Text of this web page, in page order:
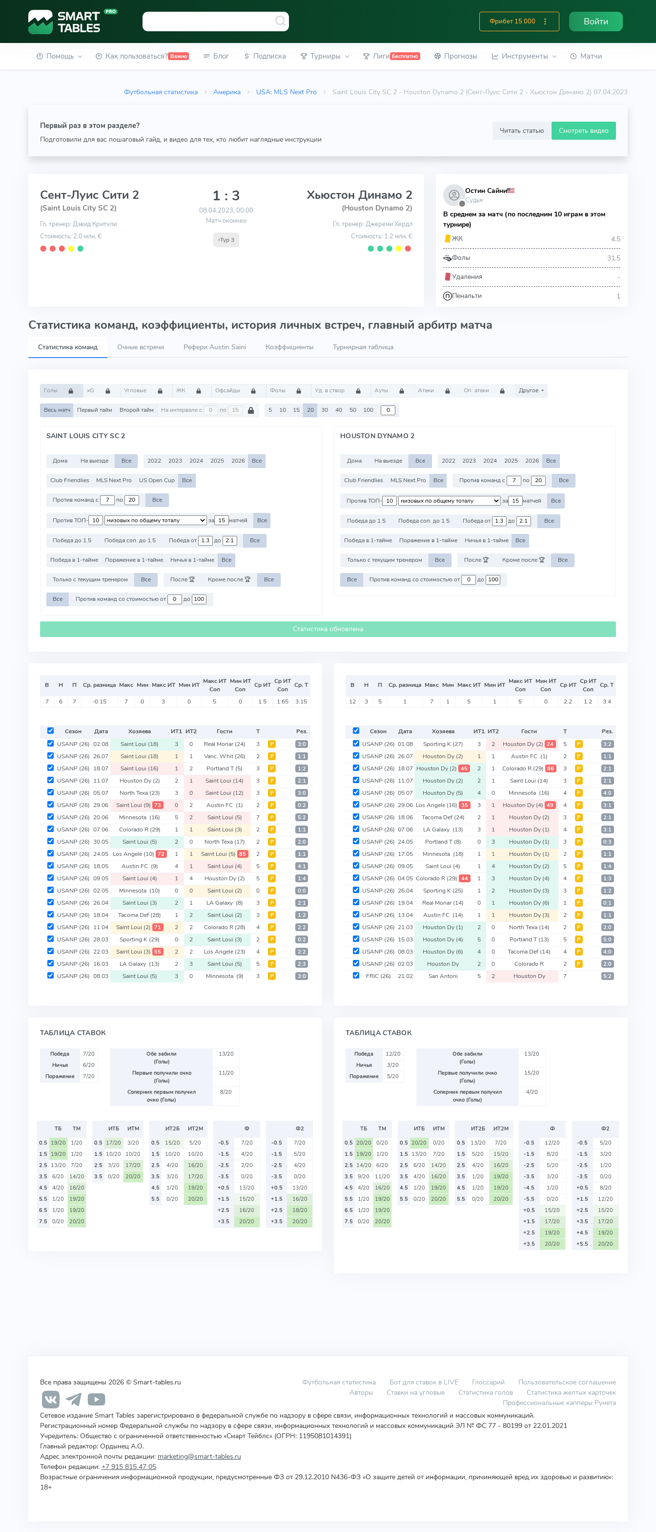
Фрибет 15 000 Войти
Помощь Как пользоваться? Важно Блог Подписка Турниры Лиги Бесплатно Прогнозы Инструменты Матчи
Футбольная статистика Америка USA: MLS Next Pro Saint Louis City SC 2 - Houston Dynamo 2 (Сент-Луис Сити 2 - Хьюстон Динамо 2) 07.04.2023
Первый раз в этом разделе?
Подготовили для вас пошаговый гайд, и видео для тех, кто любит наглядные инструкции
Читать статью Смотреть видео
Сент-Луис Сити 2
(Saint Louis City SC 2)
Гл. тренер: Дэвид Критчли
Стоимость: 2.0 млн. €
⬤ ⬤ ⬤ ⬤ ⬤
1 : 3
08.04.2023, 00:00
Матч окончен
Тур 3
Хьюстон Динамо 2
(Houston Dynamo 2)
Гл. тренер: Джереми Хёрдл
Стоимость: 1.2 млн. €
⬤ ⬤ ⬤ ⬤ ⬤
⬤
Остин Сайни
Судья
В среднем за матч (по последним 10 играм в этом
турнире)
ЖК
4.5
Фолы 31.5
Удаления -
Пенальти 1
Статистика команд, коэффициенты, история личных встреч, главный арбитр матча
Статистика команд Очные встречи Рефери Austin Saini Коэффициенты Турнирная таблица
Голы xG Угловые ЖК Офсайды Фолы Уд. в створ Ауты Атаки Оп. атаки Другое
Весь матч Первый тайм Второй тайм На интервале с по 5 10 15 20 30 40 50 100
SAINT LOUIS CITY SC 2
Дома На выезде Все 2022 2023 2024 2025 2026 Все
Club Friendlies MLS Next Pro US Open Cup Все
Против команд с по Все
Против ТОП- за матчей Все
Победа до 1.5 Победа соп. до 1.5 Победа от до Все
Победа в 1-тайме Поражение в 1-тайме Ничья в 1-тайме Все
Только с текущим тренером Все После 🏆 Кроме после 🏆 Все
Все Против команд со стоимостью от до
HOUSTON DYNAMO 2
Дома На выезде Все 2022 2023 2024 2025 2026 Все
Club Friendlies MLS Next Pro Все Против команд с по Все
Против ТОП- за матчей Все
Победа до 1.5 Победа соп. до 1.5 Победа от до Все
Победа в 1-тайме Поражение в 1-тайме Ничья в 1-тайме Все
Только с текущим тренером Все После 🏆 Кроме после 🏆 Все
Все Против команд со стоимостью от до
Статистика обновлена
В Н П Ср. разница Макс Мин Макс ИТ Мин ИТ Макс ИТ
Соп
Мин ИТ
Соп
Ср ИТ Ср ИТ
Соп
Ср. Т
7 6 7 -0.15 7 0 3 0 5 0 1.5 1.65 3.15
Сезон Дата Хозяева ИТ1 ИТ2 Гости Т
Рез.
USANP (26) 02.08 Saint Loui (18) 3 0 Real Monar(24) 3 Р 3:0
USANP (26) 26.07 Saint Loui (18) 1 1 Vanc. Whit (26) 2 Р 1:1
USANP (26) 18.07 Saint Loui (16) 1 2 Portland T (5) 3 Р 1:2
USANP (26) 11.07 Houston Dy (2) 2 1 Saint Loui (14) 3 Р 2:1
USANP (26) 05.07 North Texa (23) 3 0 Saint Loui (12) 3 Р 3:0
USANP (26) 29.06 Saint Loui (9) 73 0 2 Austin FC (1) 2 Р 0:2
USANP (26) 20.06 Minnesota (16) 5 2 Saint Loui (5) 7 Р 5:2
USANP (26) 07.06 Colorado R (29) 1 1 Saint Loui (3) 2 Р 1:1
USANP (26) 30.05 Saint Loui (5) 2 0 North Texa (17) 2 Р 2:0
USANP (26) 24.05 Los Angele (10) 72 1 1 Saint Loui (5) 85 2 Р 1:1
USANP (26) 18.05 Austin FC (9) 4 1 Saint Loui (4) 5 Р 4:1
USANP (26) 09.05 Saint Loui (4) 1 4 Houston Dy (2) 5 Р 1:4
USANP (26) 02.05 Minnesota (10) 0 0 Saint Loui (2) 0 Р 0:0
USANP (26) 26.04 Saint Loui (3) 2 1 LA Galaxy (8) 3 Р 2:1
USANP (26) 18.04 Tacoma Def (28) 1 2 Saint Loui (2) 3 Р 1:2
USANP (26) 11.04 Saint Loui (2) 71 2 2 Colorado R (28) 4 Р 2:2
USANP (26) 28.03 Sporting K (29) 0 2 Saint Loui (3) 2 Р 0:2
USANP (26) 22.03 Saint Loui (3) 55 2 2 Los Angele (23) 4 Р 2:2
USANP (26) 16.03 LA Galaxy (13) 2 3 Saint Loui (5) 5 Р 2:3
USANP (26) 08.03 Saint Loui (5) 3 0 Minnesota (9) 3 Р 3:0
ТАБЛИЦА СТАВОК
Победа
7/20
Ничья
6/20
Поражение
7/20
Обе забили
(Голы)
13/20
Первые получили очко
(Голы)
11/20
Соперник первым получил
очко (Голы)
8/20
ТБ
ТМ
0.5 19/20
1/20
1.5 19/20
1/20
2.5 13/20
7/20
3.5
6/20
14/20
4.5
4/20
16/20
5.5
1/20
19/20
6.5
1/20
19/20
7.5
0/20 20/20
ИТБ
ИТМ
0.5 17/20
3/20
1.5 10/20
10/20
2.5
3/20
17/20
3.5
0/20 20/20
ИТ2Б
ИТ2М
0.5
15/20
5/20
1.5
10/20
10/20
2.5
4/20
16/20
3.5
3/20
17/20
4.5
1/20
19/20
5.5
0/20 20/20
Ф
-0.5
7/20
-1.5
4/20
-2.5
2/20
-3.5
0/20
+0.5
13/20
+1.5
15/20
+2.5
16/20
+3.5
20/20
Ф2
-0.5
7/20
-1.5
5/20
-2.5
4/20
-3.5
0/20
+0.5
13/20
+1.5
16/20
+2.5
18/20
+3.5
20/20
В Н П Ср. разница Макс Мин Макс ИТ Мин ИТ Макс ИТ
Соп
Мин ИТ
Соп
Ср ИТ Ср ИТ
Соп
Ср. Т
12 3 5 1 7 1 5 1 5 0 2.2 1.2 3.4
Сезон Дата Хозяева ИТ1 ИТ2 Гости Т
Рез.
USANP (26) 01.08 Sporting K (27) 3 2 Houston Dy (2) 24 5 Р 3:2
USANP (26) 26.07 Houston Dy (2) 1 1 Austin FC (1) 2 Р 1:1
USANP (26) 18.07 Houston Dy (2) 45 2 1 Colorado R (29) 86 3 Р 2:1
USANP (26) 11.07 Houston Dy (2) 2 1 Saint Loui (14) 3 Р 2:1
USANP (26) 05.07 Houston Dy (5) 4 0 Minnesota (16) 4 Р 4:0
USANP (26) 29.06 Los Angele (16) 35 3 1 Houston Dy (4) 49 4 Р 3:1
USANP (26) 18.06 Tacoma Def (24) 2 1 Houston Dy (2) 3 Р 2:1
USANP (26) 07.06 LA Galaxy (13) 3 1 Houston Dy (1) 4 Р 3:1
USANP (26) 24.05 Portland T (8) 0 3 Houston Dy (1) 3 Р 0:3
USANP (26) 17.05 Minnesota (18) 1 1 Houston Dy (1) 2 Р 1:1
USANP (26) 09.05 Saint Loui (4) 1 4 Houston Dy (2) 5 Р 1:4
USANP (26) 04.05 Colorado R (29) 44 1 3 Houston Dy (4) 4 Р 1:3
USANP (26) 26.04 Sporting K (25) 1 2 Houston Dy (3) 3 Р 1:2
USANP (26) 19.04 Real Monar(14) 0 1 Houston Dy (6) 1 Р 0:1
USANP (26) 13.04 Austin FC (14) 1 1 Houston Dy (3) 2 Р 1:1
USANP (26) 21.03 Houston Dy (1) 2 0 North Texa (14) 2 Р 2:0
USANP (26) 15.03 Houston Dy (4) 5 0 Portland T (13) 5 Р 5:0
USANP (26) 08.03 Houston Dy (6) 4 0 Tacoma Def (14) 4 Р 4:0
USANP (26) 02.03 Houston Dy 2 0 Colorado R 2 Р 2:0
FRIC (26) 21.02 San Antoni 5 2 Houston Dy 7 5:2
ТАБЛИЦА СТАВОК
Победа
12/20
Ничья
3/20
Поражение
5/20
Обе забили
(Голы)
13/20
Первые получили очко
(Голы)
15/20
Соперник первым получил
очко (Голы)
4/20
ТБ
ТМ
0.5 20/20
0/20
1.5 19/20
1/20
2.5 14/20
6/20
3.5
9/20
11/20
4.5
4/20
16/20
5.5
1/20
19/20
6.5
1/20
19/20
7.5
0/20 20/20
ИТБ
ИТМ
0.5 20/20
0/20
1.5 13/20
7/20
2.5
6/20
14/20
3.5
4/20
16/20
4.5
1/20
19/20
5.5
0/20 20/20
ИТ2Б
ИТ2М
0.5
13/20
7/20
1.5
5/20
15/20
2.5
4/20
16/20
3.5
1/20
19/20
4.5
1/20
19/20
5.5
0/20 20/20
Ф
-0.5
12/20
-1.5
8/20
-2.5
5/20
-3.5
3/20
-4.5
1/20
-5.5
0/20
+0.5
15/20
+1.5
17/20
+2.5
19/20
+3.5
20/20
Ф2
-0.5
5/20
-1.5
3/20
-2.5
1/20
-3.5
0/20
+0.5
8/20
+1.5
12/20
+2.5
15/20
+3.5
17/20
+4.5
19/20
+5.5
20/20
Все права защищены 2026 © Smart-tables.ru Футбольная статистика Бот для ставок в LIVE Глоссарий
Пользовательское соглашение
Авторы
Ставки на угловые Статистика голов
Статистика желтых карточек
Профессиональные капперы Рунета
Сетевое издание Smart Tables зарегистрировано в федеральной службе по надзору в сфере связи, информационных технологий и массовых коммуникаций.
Регистрационный номер Федеральной службы по надзору в сфере связи, информационных технологий и массовых коммуникаций ЭЛ № ФС 77 - 80199 от 22.01.2021
Учредитель: Общество с ограниченной ответственностью «Смарт Тейблс» (ОГРН: 1195081014391)
Главный редактор: Ордынец А.О.
Адрес электронной почты редакции: marketing@smart-tables.ru
Телефон редакции: +7 915 815 47 05
Возрастные ограничения информационной продукции, предусмотренные ФЗ от 29.12.2010 N436-ФЗ «О защите детей от информации, причиняющей вред их здоровью и развитию»:
18+